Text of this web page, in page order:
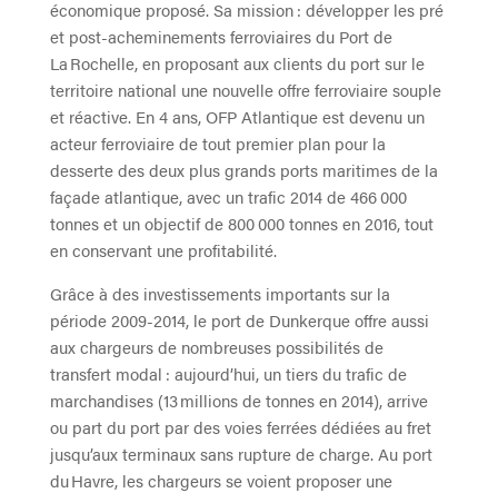
économique proposé. Sa mission : développer les pré
et post-acheminements ferroviaires du Port de
La Rochelle, en proposant aux clients du port sur le
territoire national une nouvelle offre ferroviaire souple
et réactive. En 4 ans, OFP Atlantique est devenu un
acteur ferroviaire de tout premier plan pour la
desserte des deux plus grands ports maritimes de la
façade atlantique, avec un trafic 2014 de 466 000
tonnes et un objectif de 800 000 tonnes en 2016, tout
en conservant une profitabilité.
Grâce à des investissements importants sur la
période 2009-2014, le port de Dunkerque offre aussi
aux chargeurs de nombreuses possibilités de
transfert modal : aujourd’hui, un tiers du trafic de
marchandises (13 millions de tonnes en 2014), arrive
ou part du port par des voies ferrées dédiées au fret
jusqu’aux terminaux sans rupture de charge. Au port
du Havre, les chargeurs se voient proposer une